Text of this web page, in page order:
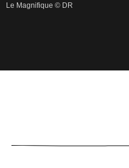
Le Magnifique © DR